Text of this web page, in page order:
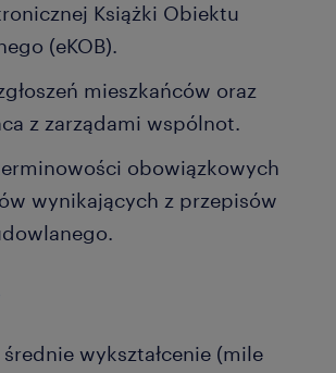
Książki Obiektu
(eKOB).
mieszkańców oraz
z zarządami wspólnot.
obowiązkowych
wynikających z przepisów
wykształcenie (mile